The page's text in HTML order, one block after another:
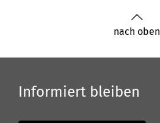
nach oben
Informiert bleiben